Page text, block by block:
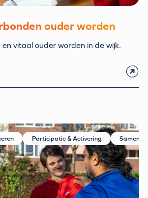
ouder worden
vitaal ouder worden in de wijk.
Participatie & Activering